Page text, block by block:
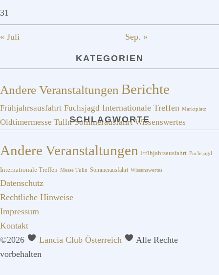
31
« Juli Sep. »
KATEGORIEN
Andere Veranstaltungen Berichte
Frühjahrsausfahrt Fuchsjagd Internationale Treffen Marktplatz
Oldtimermesse Tulln Sommerausfahrt Wissenswertes
SCHLAGWORTE
Andere Veranstaltungen Frühjahrsausfahrt Fuchsjagd
Internationale Treffen Messe Tulln Sommerausfahrt Wissenswertes
Datenschutz
Rechtliche Hinweise
Impressum
Kontakt
©2026
Lancia Club Österreich
Alle Rechte
vorbehalten